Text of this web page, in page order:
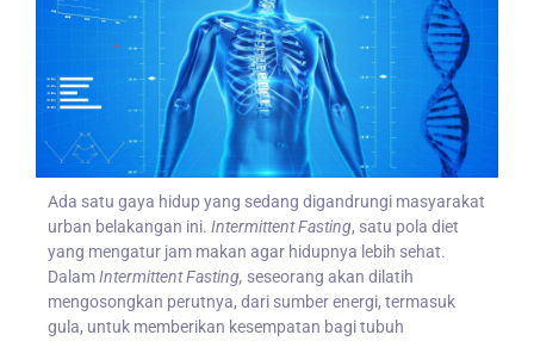
Ada satu gaya hidup yang sedang digandrungi masyarakat
urban belakangan ini. Intermittent Fasting, satu pola diet
yang mengatur jam makan agar hidupnya lebih sehat.
DalamIntermittent Fasting, seseorang akan dilatih
mengosongkan perutnya, dari sumber energi, termasuk
gula, untuk memberikan kesempatan bagi tubuh